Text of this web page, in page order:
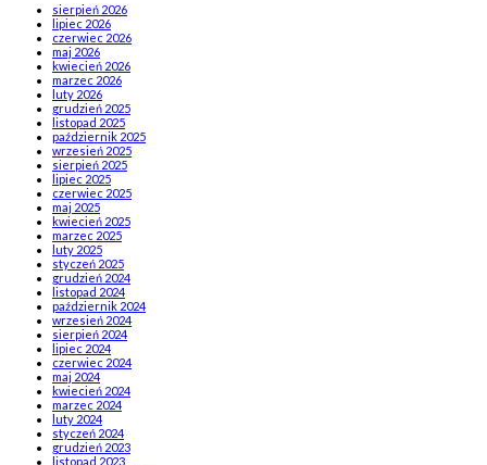
sierpień 2026
lipiec 2026
czerwiec 2026
maj 2026
kwiecień 2026
marzec 2026
luty 2026
grudzień 2025
listopad 2025
październik 2025
wrzesień 2025
sierpień 2025
lipiec 2025
czerwiec 2025
maj 2025
kwiecień 2025
marzec 2025
luty 2025
styczeń 2025
grudzień 2024
listopad 2024
październik 2024
wrzesień 2024
sierpień 2024
lipiec 2024
czerwiec 2024
maj 2024
kwiecień 2024
marzec 2024
luty 2024
styczeń 2024
grudzień 2023
listopad 2023